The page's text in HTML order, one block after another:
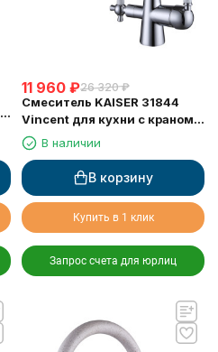
11 960 ₽26 320 ₽
Смеситель KAISER 31844
Vincent для кухни с краном
для питьевой воды
В наличии
В корзину
Купить в 1 клик
Запрос счета для юрлиц